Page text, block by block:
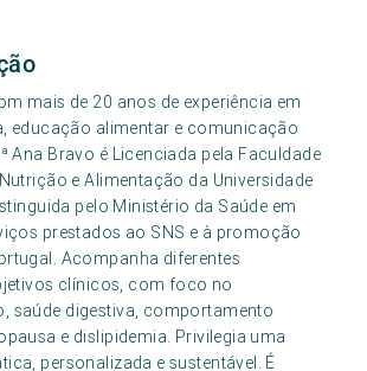
mais de 20 anos de experiência em
educação alimentar e comunicação
Ana Bravo é Licenciada pela Faculdade
e Alimentação da Universidade
pelo Ministério da Saúde em
prestados ao SNS e à promoção
Acompanha diferentes
clínicos, com foco no
saúde digestiva, comportamento
e dislipidemia. Privilegia uma
personalizada e sustentável. É